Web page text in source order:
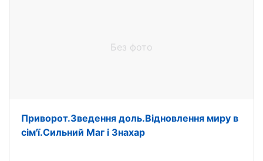
Без фото
Приворот.Зведення доль.Відновлення миру в
сім'ї.Сильний Маг і Знахар